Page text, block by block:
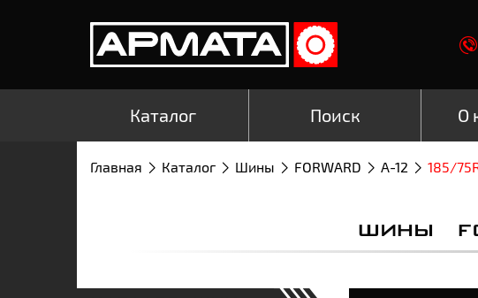
Каталог Поиск О
Главная Каталог Шины FORWARD А-12 185/
ШИНЫ